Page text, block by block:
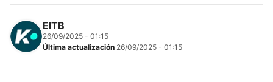
Más deportes
EITB
26/09/2025 - 01:15
Última actualización 26/09/2025 - 01:15